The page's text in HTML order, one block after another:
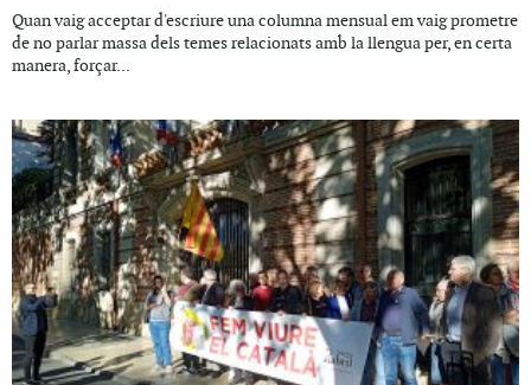
Quan vaig acceptar d'escriure una columna mensual em vaig prometre
de no parlar massa dels temes relacionats amb la llengua per, en certa
manera, forçar...